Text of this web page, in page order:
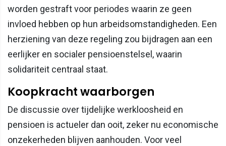
worden gestraft voor periodes waarin ze geen
invloed hebben op hun arbeidsomstandigheden. Een
herziening van deze regeling zou bijdragen aan een
eerlijker en socialer pensioenstelsel, waarin
solidariteit centraal staat.
Koopkracht waarborgen
De discussie over tijdelijke werkloosheid en
pensioen is actueler dan ooit, zeker nu economische
onzekerheden blijven aanhouden. Voor veel